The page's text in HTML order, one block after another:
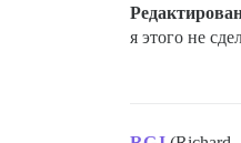
я этого не